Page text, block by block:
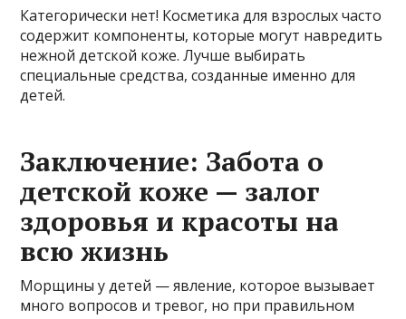
Категорически нет! Косметика для взрослых часто
содержит компоненты, которые могут навредить
нежной детской коже. Лучше выбирать
специальные средства, созданные именно для
детей.
Заключение: Забота о
детской коже — залог
здоровья и красоты на
всю жизнь
Морщины у детей — явление, которое вызывает
много вопросов и тревог, но при правильном